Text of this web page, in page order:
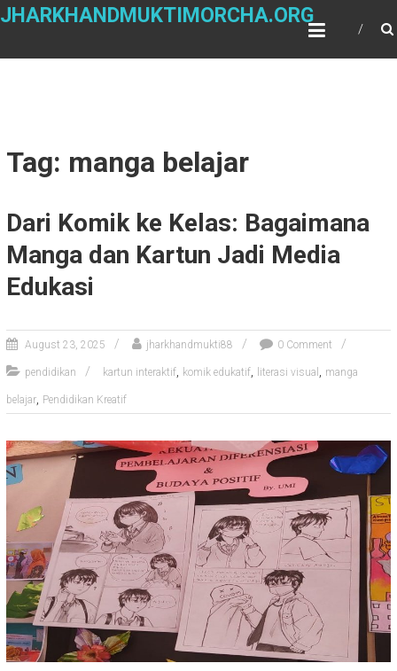
Skip
JHARKHANDMUKTIMORCHA.ORG
Tag: manga belajar
Dari Komik ke Kelas: Bagaimana
Manga dan Kartun Jadi Media
Edukasi
August 23, 2025 jharkhandmukti88 0 Comment
pendidikan kartun interaktif, komik edukatif, literasi visual , manga
belajar, Pendidikan Kreatif